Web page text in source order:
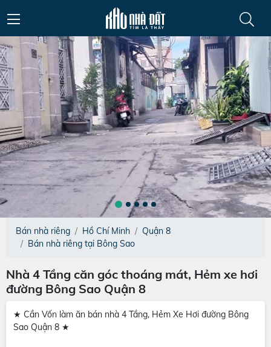
Bán nhà riêng Hồ Chí Minh
Quận 8
Bán nhà riêng tại Bông Sao
Nhà 4 Tầng căn góc thoáng mát, Hẻm xe hơi
đường Bông Sao Quận 8
★ Cần Vốn làm ăn bán nhà 4 Tầng, Hẻm Xe Hơi đường Bông
Sao Quận 8 ★​